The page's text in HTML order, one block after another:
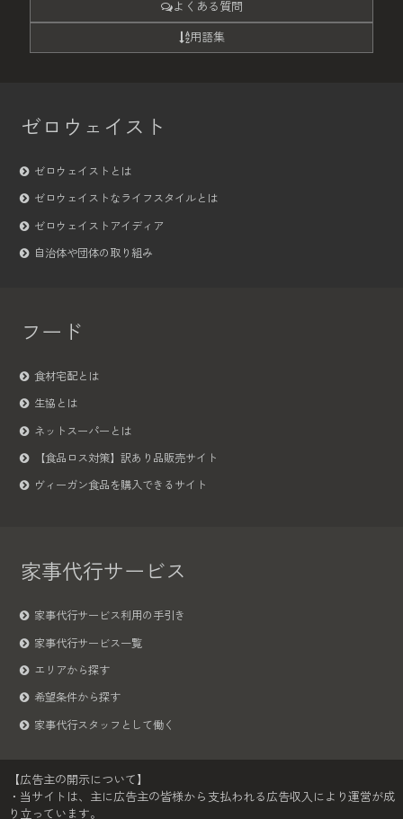
よくある質問
用語集
ゼロウェイスト
ゼロウェイストとは
ゼロウェイストなライフスタイルとは
ゼロウェイストアイディア
自治体や団体の取り組み
フード
食材宅配とは
生協とは
ネットスーパーとは
【食品ロス対策】訳あり品販売サイト
ヴィーガン食品を購入できるサイト
家事代行サービス
家事代行サービス利用の手引き
家事代行サービス一覧
エリアから探す
希望条件から探す
家事代行スタッフとして働く
【広告主の開示について】
・当サイトは、主に広告主の皆様から支払われる広告収入により運営が成
り立っています。